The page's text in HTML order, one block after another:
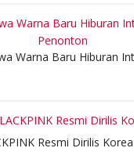
Warna Baru Hiburan
Resmi Dirilis